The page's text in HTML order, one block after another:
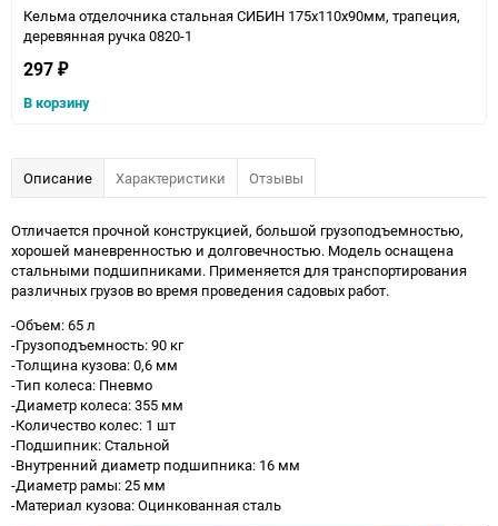
Кельма отделочника стальная СИБИН 175х110х90мм, трапеция,
деревянная ручка 0820-1
297 ₽
В корзину
Описание Характеристики Отзывы
Отличается прочной конструкцией, большой грузоподъемностью,
хорошей маневренностью и долговечностью. Модель оснащена
стальными подшипниками. Применяется для транспортирования
различных грузов во время проведения садовых работ.
-Объем: 65 л
-Грузоподъемность: 90 кг
-Толщина кузова: 0,6 мм
-Тип колеса: Пневмо
-Диаметр колеса: 355 мм
-Количество колес: 1 шт
-Подшипник: Стальной
-Внутренний диаметр подшипника: 16 мм
-Диаметр рамы: 25 мм
-Материал кузова: Оцинкованная сталь